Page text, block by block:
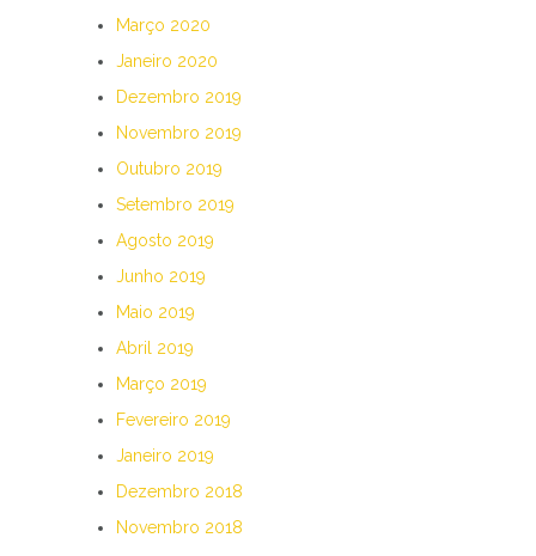
Março 2020
Janeiro 2020
Dezembro 2019
Novembro 2019
Outubro 2019
Setembro 2019
Agosto 2019
Junho 2019
Maio 2019
Abril 2019
Março 2019
Fevereiro 2019
Janeiro 2019
Dezembro 2018
Novembro 2018